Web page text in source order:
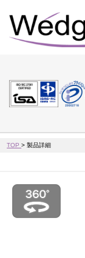
TOP>製品詳細